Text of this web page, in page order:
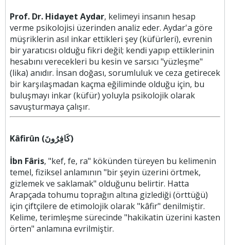
Prof. Dr. Hidayet Aydar, kelimeyi insanın hesap
verme psikolojisi üzerinden analiz eder. Aydar'a göre
müşriklerin asıl inkar ettikleri şey (küfürleri), evrenin
bir yaratıcısı olduğu fikri değil; kendi yapıp ettiklerinin
hesabını verecekleri bu kesin ve sarsıcı "yüzleşme"
(lika) anıdır. İnsan doğası, sorumluluk ve ceza getirecek
bir karşılaşmadan kaçma eğiliminde olduğu için, bu
buluşmayı inkar (küfür) yoluyla psikolojik olarak
savuşturmaya çalışır.
Kâfirûn (كَافِرُونَ)
İbn Fâris, "kef, fe, ra" kökünden türeyen bu kelimenin
temel, fiziksel anlamının "bir şeyin üzerini örtmek,
gizlemek ve saklamak" olduğunu belirtir. Hatta
Arapçada tohumu toprağın altına gizlediği (örttüğü)
için çiftçilere de etimolojik olarak "kâfir" denilmiştir.
Kelime, terimleşme sürecinde "hakikatin üzerini kasten
örten" anlamına evrilmiştir.